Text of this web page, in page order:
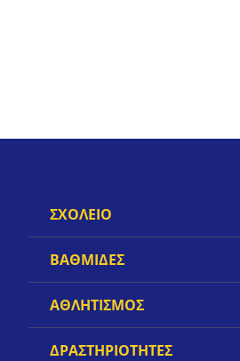
ΣΧΟΛΕΙΟ
ΒΑΘΜΙΔΕΣ
ΑΘΛΗΤΙΣΜΟΣ
ΔΡΑΣΤΗΡΙΟΤΗΤΕΣ